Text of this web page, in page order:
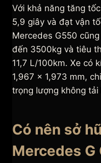
Với khả năng tăng
5,9 giây và đạt vận
Mercedes G550
đến 3500kg và tiêu
11,7 L/100km. Xe có
1,967 x 1,973 mm,
trọng lượng không tải
Có nên sở
Mercedes G